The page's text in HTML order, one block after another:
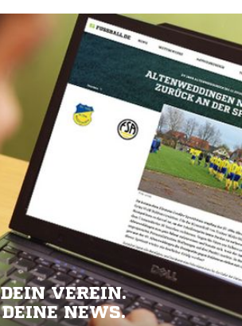
DEIN VEREIN.
DEINE NEWS.